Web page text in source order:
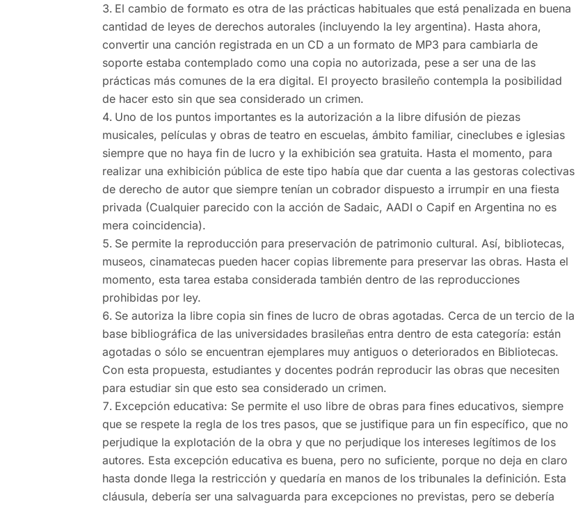
El cambio de formato es otra de las prácticas habituales que está penalizada en buena
cantidad de leyes de derechos autorales (incluyendo la ley argentina). Hasta ahora,
convertir una canción registrada en un CD a un formato de MP3 para cambiarla de
soporte estaba contemplado como una copia no autorizada, pese a ser una de las
prácticas más comunes de la era digital. El proyecto brasileño contempla la posibilidad
de hacer esto sin que sea considerado un crimen.
Uno de los puntos importantes es la autorización a la libre difusión de piezas
musicales, películas y obras de teatro en escuelas, ámbito familiar, cineclubes e iglesias
siempre que no haya fin de lucro y la exhibición sea gratuita. Hasta el momento, para
realizar una exhibición pública de este tipo había que dar cuenta a las gestoras colectivas
de derecho de autor que siempre tenían un cobrador dispuesto a irrumpir en una fiesta
privada (Cualquier parecido con la acción de Sadaic, AADI o Capif en Argentina no es
mera coincidencia).
Se permite la reproducción para preservación de patrimonio cultural. Así, bibliotecas,
museos, cinamatecas pueden hacer copias libremente para preservar las obras. Hasta el
momento, esta tarea estaba considerada también dentro de las reproducciones
prohibidas por ley.
Se autoriza la libre copia sin fines de lucro de obras agotadas. Cerca de un tercio de la
base bibliográfica de las universidades brasileñas entra dentro de esta categoría: están
agotadas o sólo se encuentran ejemplares muy antiguos o deteriorados en Bibliotecas.
Con esta propuesta, estudiantes y docentes podrán reproducir las obras que necesiten
para estudiar sin que esto sea considerado un crimen.
Excepción educativa: Se permite el uso libre de obras para fines educativos, siempre
que se respete la regla de los tres pasos, que se justifique para un fin específico, que no
perjudique la explotación de la obra y que no perjudique los intereses legítimos de los
autores. Esta excepción educativa es buena, pero no suficiente, porque no deja en claro
hasta donde llega la restricción y quedaría en manos de los tribunales la definición. Esta
cláusula, debería ser una salvaguarda para excepciones no previstas, pero se debería